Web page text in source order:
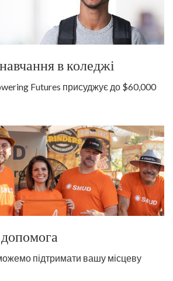
в коледжі
Futures присуджує до $60,000
підтримати вашу місцеву